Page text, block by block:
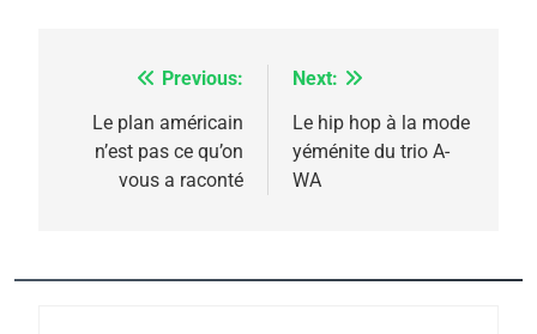
Navigation
l’article
Previous:
Le plan américain
n’est pas ce qu’on
vous a raconté
Next:
Le hip hop à la mode
yéménite du trio A-
WA
2025, l’année la plus
meurtrière selon le
rapport d’ADL contre
FRANCE ISRAÉL
FIÈRE, DIGNE ET RÉSILIENTE :